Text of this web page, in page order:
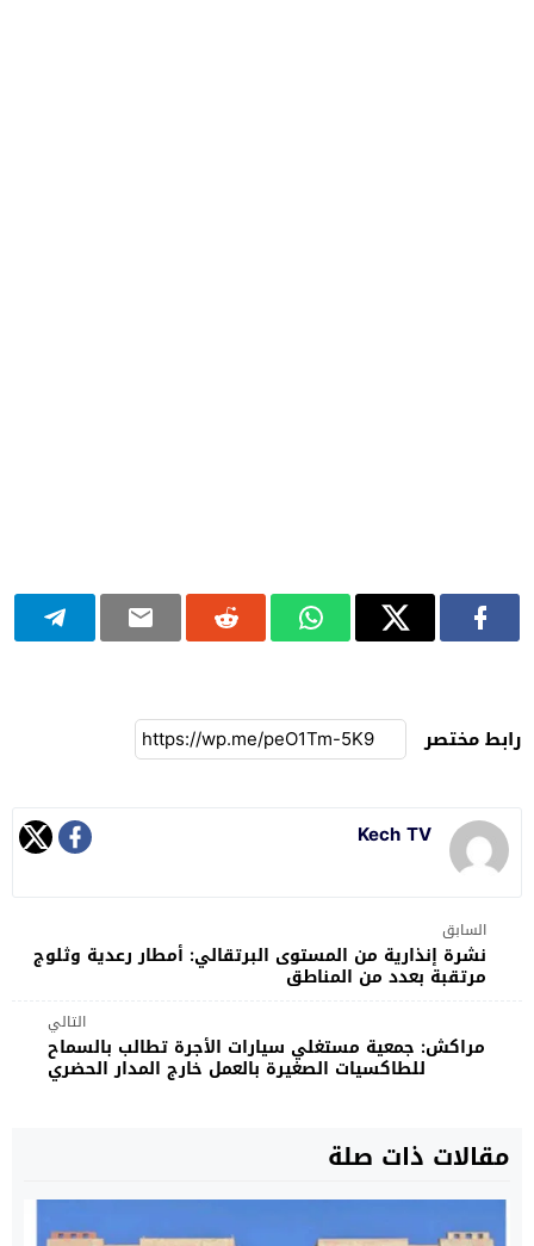
رابط مختصر
Kech TV
السابق
نشرة إنذارية من المستوى البرتقالي: أمطار رعدية وثلوج
مرتقبة بعدد من المناطق
التالي
مراكش: جمعية مستغلي سيارات الأجرة تطالب بالسماح
للطاكسيات الصغيرة بالعمل خارج المدار الحضري
مقالات ذات صلة